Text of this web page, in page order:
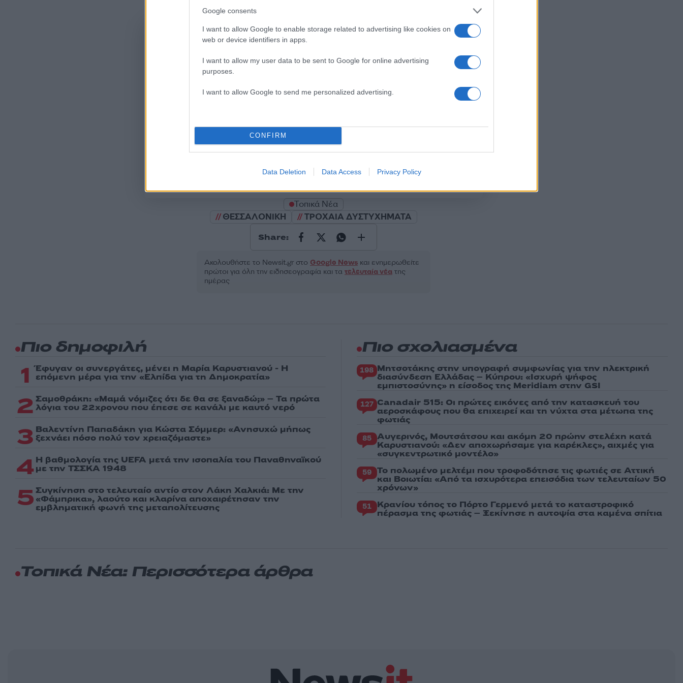
Google consents
I want to allow Google to enable storage related to advertising like cookies on
web or device identifiers in apps.
I want to allow my user data to be sent to Google for online advertising
purposes.
I want to allow Google to send me personalized advertising.
CONFIRM
Data Deletion Data Access Privacy Policy
Σχολίασε εδώ
Υποβολή σχολίου
Τοπικά Νέα
ΘΕΣΣΑΛΟΝΙΚΗ
ΤΡΟΧΑΙΑ ΔΥΣΤΥΧΗΜΑΤΑ
Share:
Ακολουθήστε το Νewsit.gr στο Google Newsκαι ενημερωθείτε
πρώτοι για όλη την ειδησεογραφία και τα τελευταία νέατης
ημέρας
Πιο δημοφιλή
1 Έφυγαν οι συνεργάτες, μένει η Μαρία Καρυστιανού - Η
επόμενη μέρα για την «Ελπίδα για τη Δημοκρατία»
2 Σαμοθράκη: «Μαμά νόμιζες ότι δε θα σε ξαναδώ;» – Τα πρώτα
λόγια του 22χρονου που έπεσε σε κανάλι με καυτό νερό
3 Βαλεντίνη Παπαδάκη για Κώστα Σόμμερ: «Ανησυχώ μήπως
ξεχνάει πόσο πολύ τον χρειαζόμαστε»
4 Η βαθμολογία της UEFA μετά την ισοπαλία του Παναθηναϊκού
με την ΤΣΣΚΑ 1948
5 Συγκίνηση στο τελευταίο αντίο στον Λάκη Χαλκιά: Με την
«Φάμπρικα», λαούτο και κλαρίνα αποχαιρέτησαν την
εμβληματική φωνή της μεταπολίτευσης
Πιο σχολιασμένα
198 Μητσοτάκης στην υπογραφή συμφωνίας για την ηλεκτρική
διασύνδεση Ελλάδας – Κύπρου: «Ισχυρή ψήφος
εμπιστοσύνης» η είσοδος της Meridiam στην GSI
127 Canadair 515: Οι πρώτες εικόνες από την κατασκευή του
αεροσκάφους που θα επιχειρεί και τη νύχτα στα μέτωπα της
φωτιάς
85 Αυγερινός, Μουτσάτσου και ακόμη 20 πρώην στελέχη κατά
Καρυστιανού: «Δεν αποχωρήσαμε για καρέκλες», αιχμές για
«συγκεντρωτικό μοντέλο»
59 Το πολωμένο μελτέμι που τροφοδότησε τις φωτιές σε Αττική
και Βοιωτία: «Από τα ισχυρότερα επεισόδια των τελευταίων 50
χρόνων»
51 Κρανίου τόπος το Πόρτο Γερμενό μετά το καταστροφικό
πέρασμα της φωτιάς – Ξεκίνησε η αυτοψία στα καμένα σπίτια
Τοπικά Νέα: Περισσότερα άρθρα